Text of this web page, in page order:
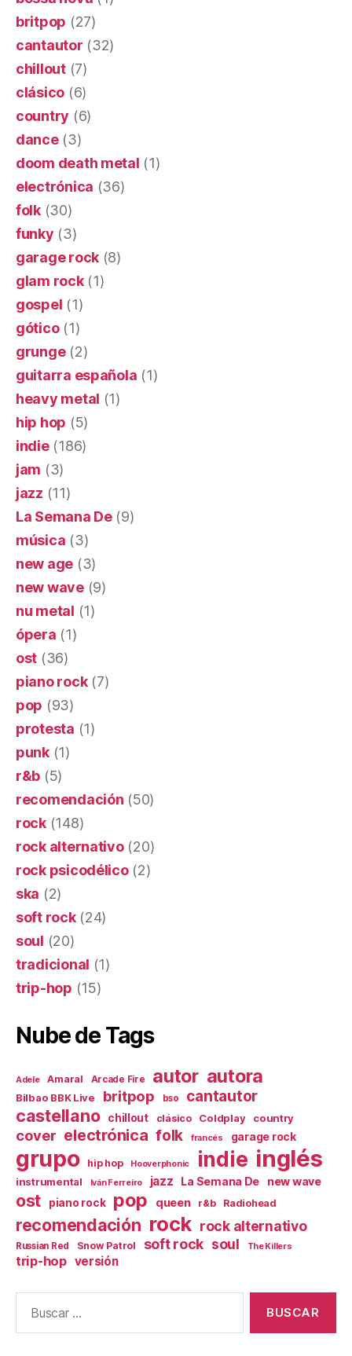
britpop (27)
cantautor (32)
chillout(7)
clásico (6)
country (6)
dance(3)
doom death metal (1)
electrónica (36)
folk(30)
funky (3)
garage rock (8)
glam rock(1)
gospel (1)
gótico(1)
grunge(2)
guitarra española (1)
heavy metal (1)
hip hop (5)
indie(186)
jam (3)
jazz (11)
La Semana De(9)
música (3)
new age (3)
new wave(9)
nu metal (1)
ópera (1)
ost (36)
piano rock(7)
pop (93)
protesta (1)
punk(1)
r&b (5)
recomendación (50)
rock(148)
rock alternativo(20)
rock psicodélico(2)
ska (2)
soft rock(24)
soul (20)
tradicional (1)
trip-hop (15)
Nube de Tags
Adele Amaral Arcade Fire autor autora
Bilbao BBK Live britpop bso cantautor
castellano chillout clásico Coldplay country
cover electrónica folk francés garage rock
grupo hip hop Hooverphonic indie inglés
instrumental Iván Ferreiro jazz La Semana De new wave
ost piano rock pop queen r&b Radiohead
recomendación rock rock alternativo
Russian Red Snow Patrol soft rock soul The Killers
trip-hop versión